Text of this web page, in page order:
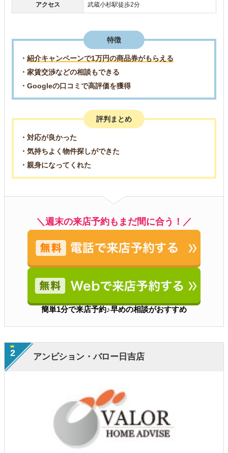
アクセス 武蔵小杉駅徒歩2分
特徴
・ 紹介キャンペーンで1万円の商品券がもらえる
・家賃交渉などの相談もできる
・Googleの口コミで高評価を獲得
評判まとめ
・対応が良かった
・気持ちよく物件探しができた
・親身になってくれた
＼週末の来店予約もまだ間に合う！／
簡単1分で来店予約♪早めの相談がおすすめ
アンビション・バロー日吉店
2